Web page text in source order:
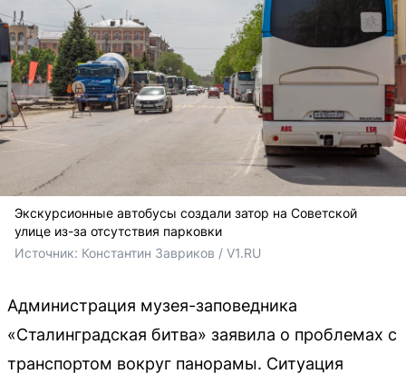
Экскурсионные автобусы создали затор на Советской
улице из-за отсутствия парковки
Источник: Константин Завриков / V1.RU
Администрация музея-заповедника
«Сталинградская битва» заявила о проблемах с
транспортом вокруг панорамы. Ситуация